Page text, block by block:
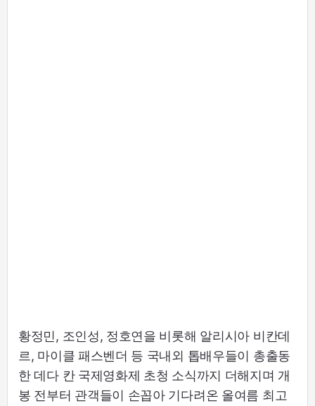
황정민, 조인성, 정호연을 비롯해 알리시아 비칸데
르, 마이클 패스벤더 등 국내외 톱배우들이 총출동
한 데다 칸 국제영화제 초청 소식까지 더해지며 개
봉 전부터 관객들이 손꼽아 기다려온 올여름 최고